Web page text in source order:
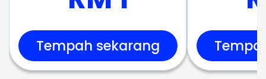
Tempah sekarang